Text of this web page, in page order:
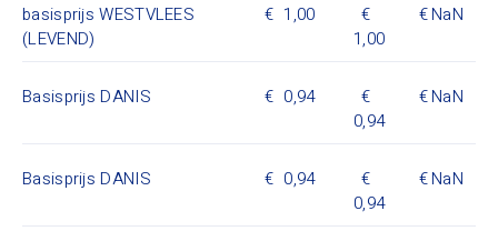
basisprijs WESTVLEES
(LEVEND)
1,00
1,00
NaN
Basisprijs DANIS
0,94
0,94
NaN
Basisprijs DANIS
0,94
0,94
NaN